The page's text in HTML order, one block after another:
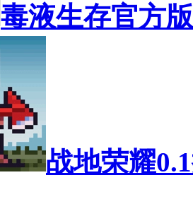
毒液生存官方版
战地荣耀